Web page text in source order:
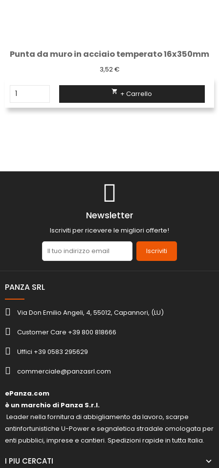
Punta da muro in acciaio temperato 16x350mm
3,52 €
 + Carrello
Newsletter
Iscriviti per ricevere le migliori offerte!
Iscriviti
PANZA SRL
Via Don Emilio Angeli, 4, 55012, Capannori, (LU)
Customer Care +39 800 818666
Uffici +39 0583 295629
commerciale@panzasrl.com
ePanza.com
è un marchio di Panza S.r.l.
Leader nella fornitura di abbigliamento da lavoro, scarpe
antinfortunistiche U-Power e segnaletica stradale omologata per
enti pubblici, imprese e cantieri. Spedizioni rapide in tutta Italia.
I PIU CERCATI